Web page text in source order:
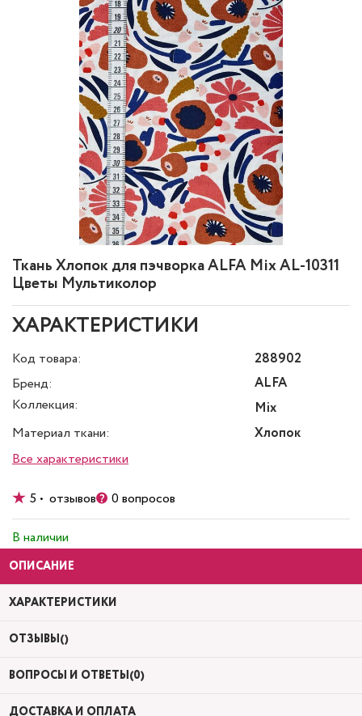
Ткань Хлопок для пэчворка ALFA Mix AL-10311
Цветы Мультиколор
ХАРАКТЕРИСТИКИ
Код товара:
288902
Бренд:
ALFA
Коллекция:
Mix
Материал ткани:
Хлопок
Все характеристики
5 • отзывов 0 вопросов
В наличии
ОПИСАНИЕ
ХАРАКТЕРИСТИКИ
ОТЗЫВЫ()
ВОПРОСЫ И ОТВЕТЫ(0)
ДОСТАВКА И ОПЛАТА